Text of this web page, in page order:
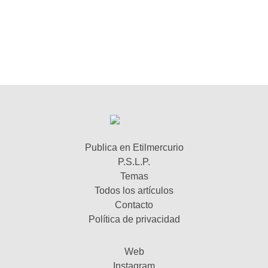
Publica en Etilmercurio
P.S.L.P.
Temas
Todos los artículos
Contacto
Política de privacidad
Web
Instagram